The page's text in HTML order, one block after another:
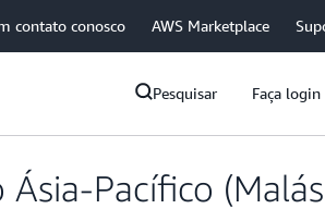
contato conosco AWS Marketplace
Pesquisar Faça
Pacífico